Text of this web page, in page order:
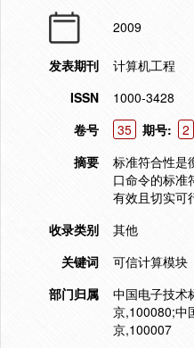
2009
发表期刊
计算机工程
ISSN
1000-3428
卷号
35 期号: 2
摘要
标准符合性是
口命令的标准
有效且切实可
收录类别
其他
关键词
可信计算模块
部门归属
中国电子技术
京,100080;中
京,100007